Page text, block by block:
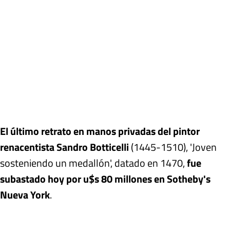
El último retrato en manos privadas del pintor
renacentista Sandro Botticelli(1445-1510), 'Joven
sosteniendo un medallón', datado en 1470,fue
subastado hoy por u$s 80 millones en Sotheby's
Nueva York.